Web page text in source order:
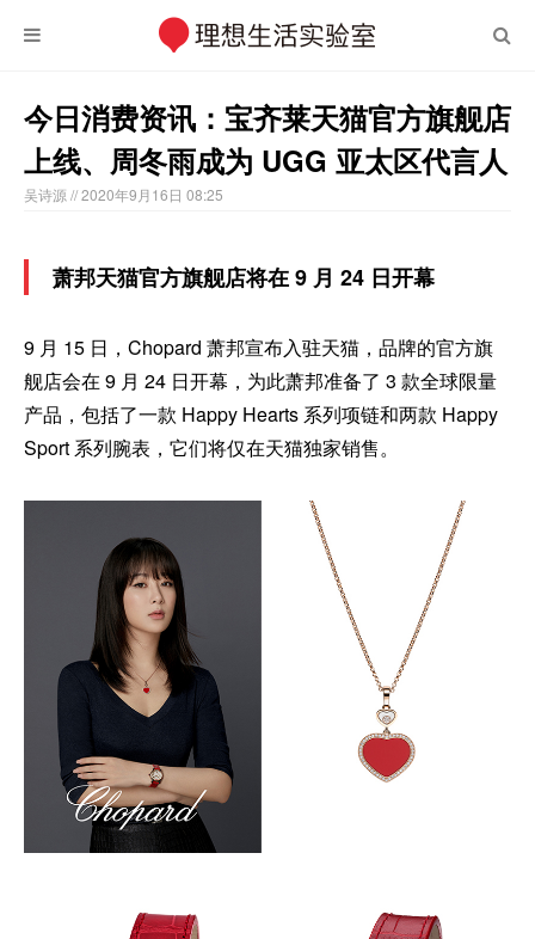
今日消费资讯：宝齐莱天猫官方旗舰店
上线、周冬雨成为 UGG 亚太区代言人
吴诗源 // 2020年9月16日 08:25
萧邦天猫官方旗舰店将在 9 月 24 日开幕
9 月 15 日，Chopard 萧邦宣布入驻天猫，品牌的官方旗
舰店会在 9 月 24 日开幕，为此萧邦准备了 3 款全球限量
产品，包括了一款 Happy Hearts 系列项链和两款 Happy
Sport 系列腕表，它们将仅在天猫独家销售。